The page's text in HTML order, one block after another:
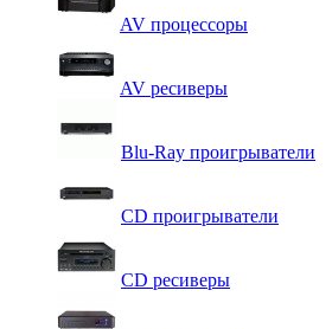
AV процессоры
AV ресиверы
Blu-Ray проигрыватели
CD проигрыватели
CD ресиверы